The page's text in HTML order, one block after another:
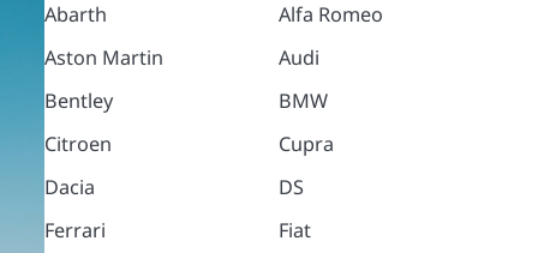
Abarth
Aston Martin
Bentley
Citroen
Dacia
Ferrari
Alfa Romeo
Audi
BMW
Cupra
DS
Fiat